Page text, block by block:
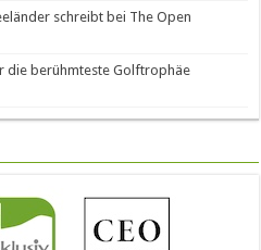
schreibt bei The Open
die berühmteste Golftrophäe